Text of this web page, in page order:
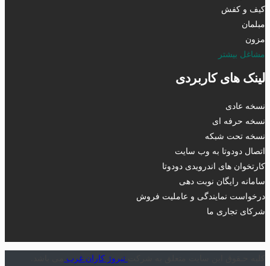
کیف و کفش
مبلمان
مزون
مشاغل بیشتر
لینک های کاربردی
نسخه عادی
نسخه حرفه ای
نسخه تحت شبکه
اتصال دودوتا به وب سایت
کارتخوان های اندرویدی دودوتا
سامانه رایگان نوبت دهی
درخواست نمایندگی و عاملیت فروش
شرکای تجاری ما
تیروژ کاران غرب